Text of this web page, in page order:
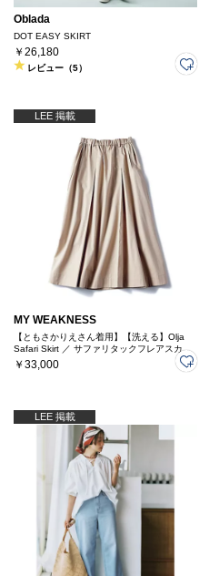
Oblada
DOT EASY SKIRT
￥26,180
レビュー（5）
LEE 掲載
MY WEAKNESS
【ともさかりえさん着用】【洗える】Olja
Safari Skirt ／ サファリタックフレアスカー
ト
￥33,000
LEE 掲載